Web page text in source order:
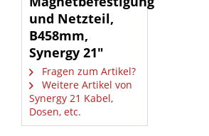
und Netzteil,
B458mm,
Synergy 21"
Fragen zum Artikel?
Weitere Artikel von
Synergy 21 Kabel,
Dosen, etc.